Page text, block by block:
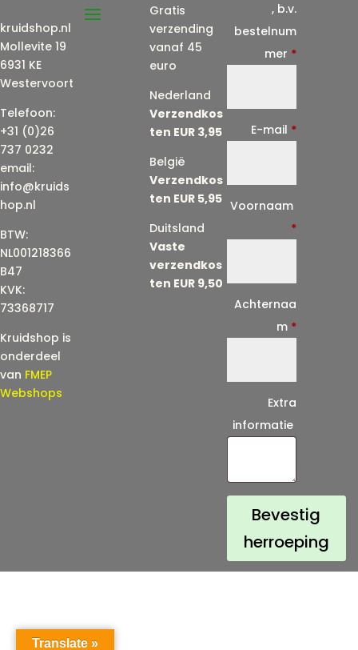
kruidshop.nl
Mollevite 19
6931 KE
Westervoort
Telefoon:
+31 (0)26
737 0232
email:
info@kruids
hop.nl
BTW:
NL001218366
B47
KVK:
73368717
Kruidshop is
onderdeel
van FMEP
Webshops
Gratis
verzending
vanaf 45
euro
Nederland
Verzendkos
ten EUR 3,95
België
Verzendkos
ten EUR 5,95
Duitsland
Vaste
verzendkos
ten EUR 9,50
, b.v.
bestelnum
mer *
E-mail *
l
)
*
Voornaam
*
Achternaa
m *
Extra
informatie
Bevestig
herroeping
Translate »